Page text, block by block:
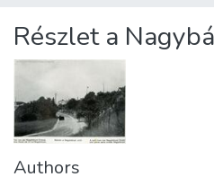
Statistics
Részlet a
Authors